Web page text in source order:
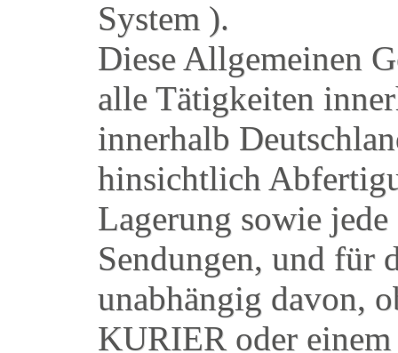
System ).
Diese Allgemeinen
alle Tätigkeiten
innerhalb
hinsichtlich
Lagerung sowie
Sendungen, und für
unabhängig davon,
KURIER oder